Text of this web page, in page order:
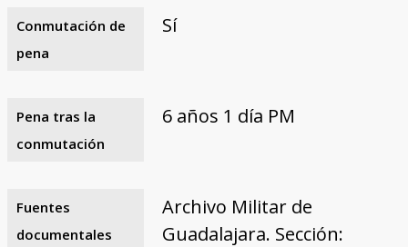
Conmutación de
pena
Sí
Pena tras la
conmutación
6 años 1 día PM
Fuentes
documentales
Archivo Militar de
Guadalajara. Sección: